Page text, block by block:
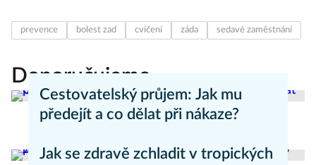
prevence bolest zad cvičení záda sedavé zaměstnání
Doporučujeme
Cestovatelský průjem: Jak mu
předejít a co dělat při nákaze?
Jak se zdravě zchladit v tropických